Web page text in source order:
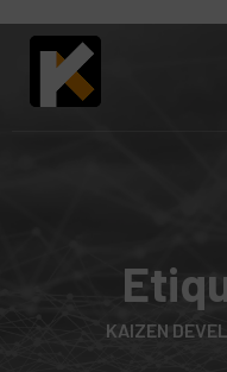
KAIZEN